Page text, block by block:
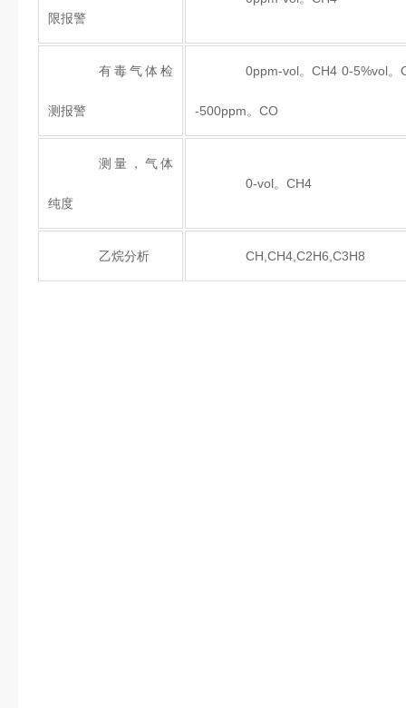
限报警
有毒气体检
测报警
0ppm-vol。CH4 0-5%vol
-500ppm。CO
测量，气体
纯度
0-vol。CH4
乙烷分析 CH,CH4,C2H6,C3H8